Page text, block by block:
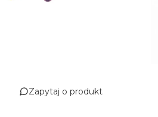
Zapytaj o produkt